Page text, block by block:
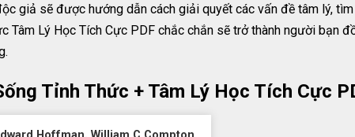
giả sẽ được hướng dẫn cách giải quyết các vấn đề tâm lý,
Tâm Lý Học Tích Cực PDF chắc chắn sẽ trở thành người bạn
Tỉnh Thức + Tâm Lý Học Tích Cực